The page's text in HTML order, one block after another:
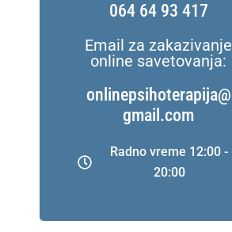
064 64 93 417
Email za zakazivanje
online savetovanja:
onlinepsihoterapija@
gmail.com
Radno vreme 12:00 -
20:00